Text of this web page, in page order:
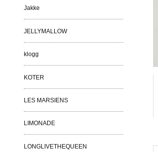
Jakke
JELLYMALLOW
klogg
KOTER
LES MARSIENS
LIMONADE
LONGLIVETHEQUEEN